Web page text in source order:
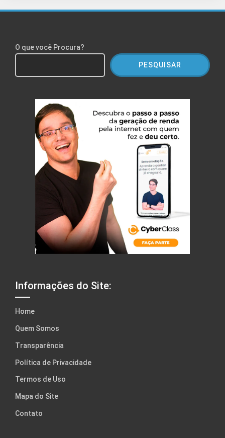
O que você Procura?
PESQUISAR
Informações do Site:
Home
Quem Somos
Transparência
Política de Privacidade
Termos de Uso
Mapa do Site
Contato